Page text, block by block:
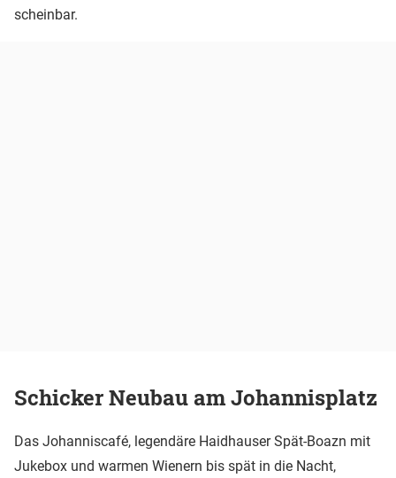
scheinbar.
Schicker Neubau am Johannisplatz
Das Johanniscafé, legendäre Haidhauser Spät-Boazn mit
Jukebox und warmen Wienern bis spät in die Nacht,